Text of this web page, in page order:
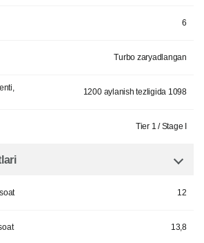
6
Turbo zaryadlangan
1200 aylanish tezligida 1098
Tier 1 / Stage I
12
13,8